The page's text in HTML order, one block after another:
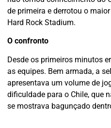
de primeira e derrotou o
Hard Rock Stadium.
O confronto
Desde os primeiros minutos
as equipes. Bem armada, a
apresentava um volume de
dificuldade para o Chile, que
se mostrava bagunçado